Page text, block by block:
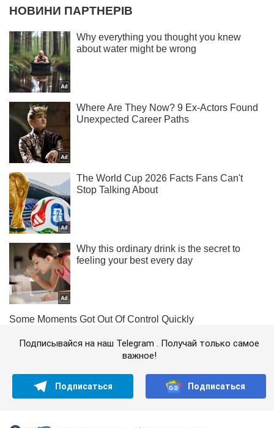
Подписывайся на наш Telegram . Получай только самое
важное!
Подписаться Подписаться